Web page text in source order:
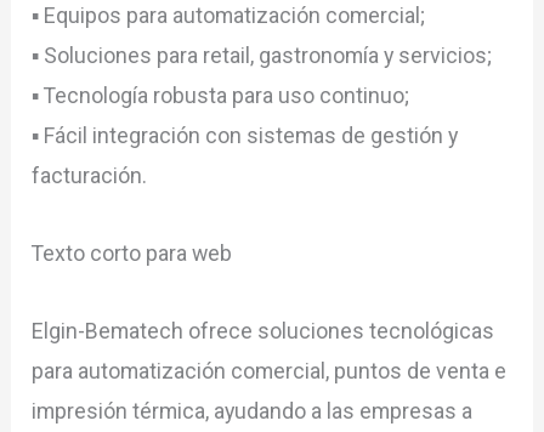
▪ Equipos para automatización comercial;
▪ Soluciones para retail, gastronomía y servicios;
▪ Tecnología robusta para uso continuo;
▪ Fácil integración con sistemas de gestión y
facturación.
Texto corto para web
Elgin-Bematech ofrece soluciones tecnológicas
para automatización comercial, puntos de venta e
impresión térmica, ayudando a las empresas a